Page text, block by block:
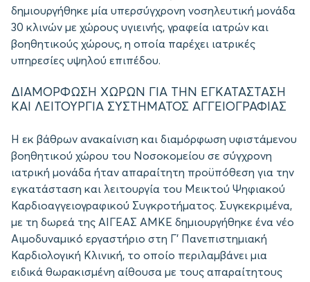
δημιουργήθηκε μία υπερσύγχρονη νοσηλευτική μονάδα
30 κλινών με χώρους υγιεινής, γραφεία ιατρών και
βοηθητικούς χώρους, η οποία παρέχει ιατρικές
υπηρεσίες υψηλού επιπέδου.
ΔΙΑΜΟΡΦΩΣΗ ΧΩΡΩΝ ΓΙΑ ΤΗΝ ΕΓΚΑΤΑΣΤΑΣΗ
ΚΑΙ ΛΕΙΤΟΥΡΓΙΑ ΣΥΣΤΗΜΑΤΟΣ ΑΓΓΕΙΟΓΡΑΦΙΑΣ
Η εκ βάθρων ανακαίνιση και διαμόρφωση υφιστάμενου
βοηθητικού χώρου του Νοσοκομείου σε σύγχρονη
ιατρική μονάδα ήταν απαραίτητη προϋπόθεση για την
εγκατάσταση και λειτουργία του Μεικτού Ψηφιακού
Καρδιοαγγειογραφικού Συγκροτήματος. Συγκεκριμένα,
με τη δωρεά της ΑΙΓΕΑΣ ΑΜΚΕ δημιουργήθηκε ένα νέο
Αιμοδυναμικό εργαστήριο στη Γ’ Πανεπιστημιακή
Καρδιολογική Κλινική, το οποίο περιλαμβάνει μια
ειδικά θωρακισμένη αίθουσα με τους απαραίτητους